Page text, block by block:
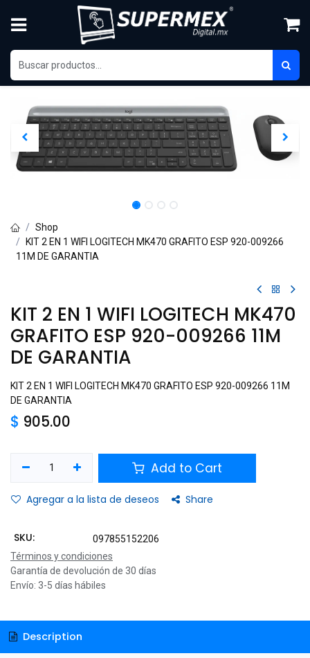
Shop
KIT 2 EN 1 WIFI LOGITECH MK470 GRAFITO ESP 920-009266
11M DE GARANTIA
KIT 2 EN 1 WIFI LOGITECH MK470
GRAFITO ESP 920-009266 11M
DE GARANTIA
KIT 2 EN 1 WIFI LOGITECH MK470 GRAFITO ESP 920-009266 11M
DE GARANTIA
$ 905.00
Add to Cart
Agregar a la lista de deseos Share
SKU:
097855152206
Términos y condiciones
Garantía de devolución de 30 días
Envío: 3-5 días hábiles
Description